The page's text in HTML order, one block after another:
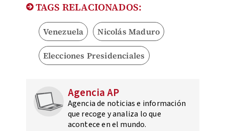
TAGS RELACIONADOS:
Venezuela Nicolás Maduro
Elecciones Presidenciales
Agencia AP
Agencia de noticias e información
que recoge y analiza lo que
acontece en el mundo.